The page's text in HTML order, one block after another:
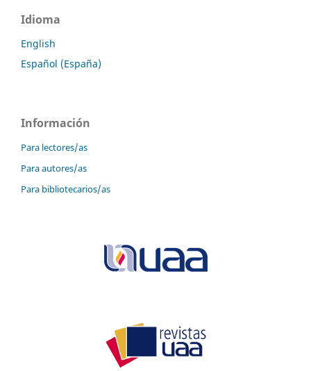
Idioma
English
Español (España)
Información
Para lectores/as
Para autores/as
Para bibliotecarios/as